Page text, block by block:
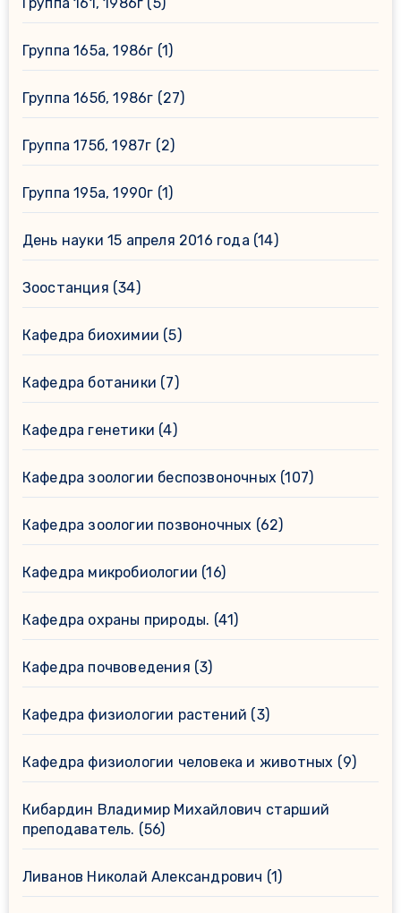
Группа 161, 1986г (5)
Группа 165а, 1986г (1)
Группа 165б, 1986г (27)
Группа 175б, 1987г (2)
Группа 195а, 1990г (1)
День науки 15 апреля 2016 года (14)
Зоостанция (34)
Кафедра биохимии (5)
Кафедра ботаники (7)
Кафедра генетики (4)
Кафедра зоологии беспозвоночных (107)
Кафедра зоологии позвоночных (62)
Кафедра микробиологии (16)
Кафедра охраны природы. (41)
Кафедра почвоведения (3)
Кафедра физиологии растений (3)
Кафедра физиологии человека и животных (9)
Кибардин Владимир Михайлович старший
преподаватель. (56)
Ливанов Николай Александрович (1)